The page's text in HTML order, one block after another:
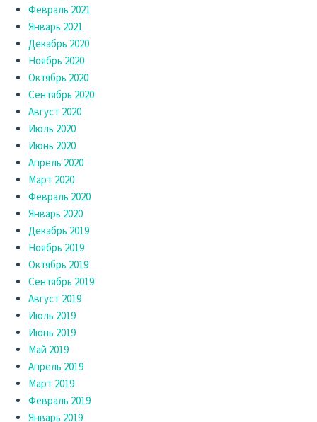
Февраль 2021
Январь 2021
Декабрь 2020
Ноябрь 2020
Октябрь 2020
Сентябрь 2020
Август 2020
Июль 2020
Июнь 2020
Апрель 2020
Март 2020
Февраль 2020
Январь 2020
Декабрь 2019
Ноябрь 2019
Октябрь 2019
Сентябрь 2019
Август 2019
Июль 2019
Июнь 2019
Май 2019
Апрель 2019
Март 2019
Февраль 2019
Январь 2019